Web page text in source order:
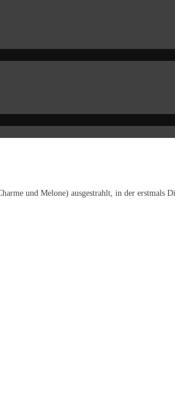
und Melone) ausgestrahlt, in der erstmals